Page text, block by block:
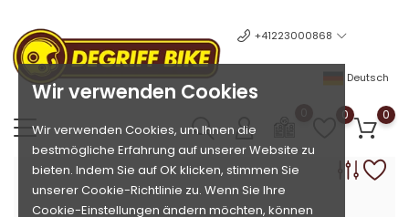
Wir verwenden Cookies
Wir verwenden Cookies, um Ihnen die
bestmögliche Erfahrung auf unserer Website zu
bieten. Indem Sie auf OK klicken, stimmen Sie
unserer Cookie-Richtlinie zu. Wenn Sie Ihre
Cookie-Einstellungen ändern möchten, können
+41223000868
Deutsch
0 0